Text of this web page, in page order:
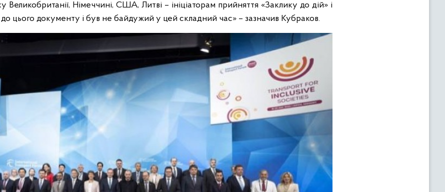
Німеччині, США, Литві – ініціаторам прийняття «Заклику до дій» і
до цього документу і був не байдужий у цей складний час» – зазначив Кубраков.